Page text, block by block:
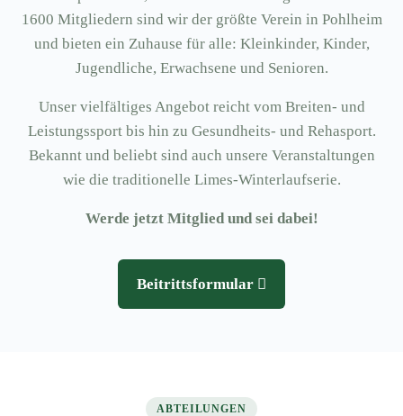
1600 Mitgliedern sind wir der größte Verein in Pohlheim
und bieten ein Zuhause für alle: Kleinkinder, Kinder,
Jugendliche, Erwachsene und Senioren.
Unser vielfältiges Angebot reicht vom Breiten- und
Leistungssport bis hin zu Gesundheits- und Rehasport.
Bekannt und beliebt sind auch unsere Veranstaltungen
wie die traditionelle Limes-Winterlaufserie.
Werde jetzt Mitglied und sei dabei!
Beitrittsformular
ABTEILUNGEN